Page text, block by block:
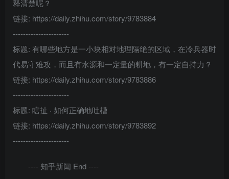
释清楚呢？
链接: https://daily.zhihu.com/story/9783884
----------------------
标题: 有哪些地方是一小块相对地理隔绝的区域，在冷兵器时
代易守难攻，而且有水源和一定量的耕地，有一定自持力？
链接: https://daily.zhihu.com/story/9783886
----------------------
标题: 瞎扯 · 如何正确地吐槽
链接: https://daily.zhihu.com/story/9783892
----------------------
---- 知乎新闻 End ----